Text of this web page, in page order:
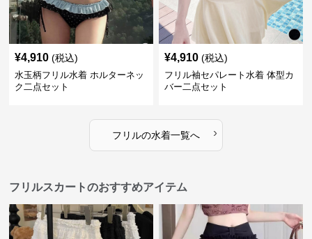
¥4,910 (税込)
水玉柄フリル水着 ホルターネッ
ク二点セット
¥4,910 (税込)
フリル袖セパレート水着 体型カ
バー二点セット
フリルの水着一覧へ ›
フリルスカートのおすすめアイテム